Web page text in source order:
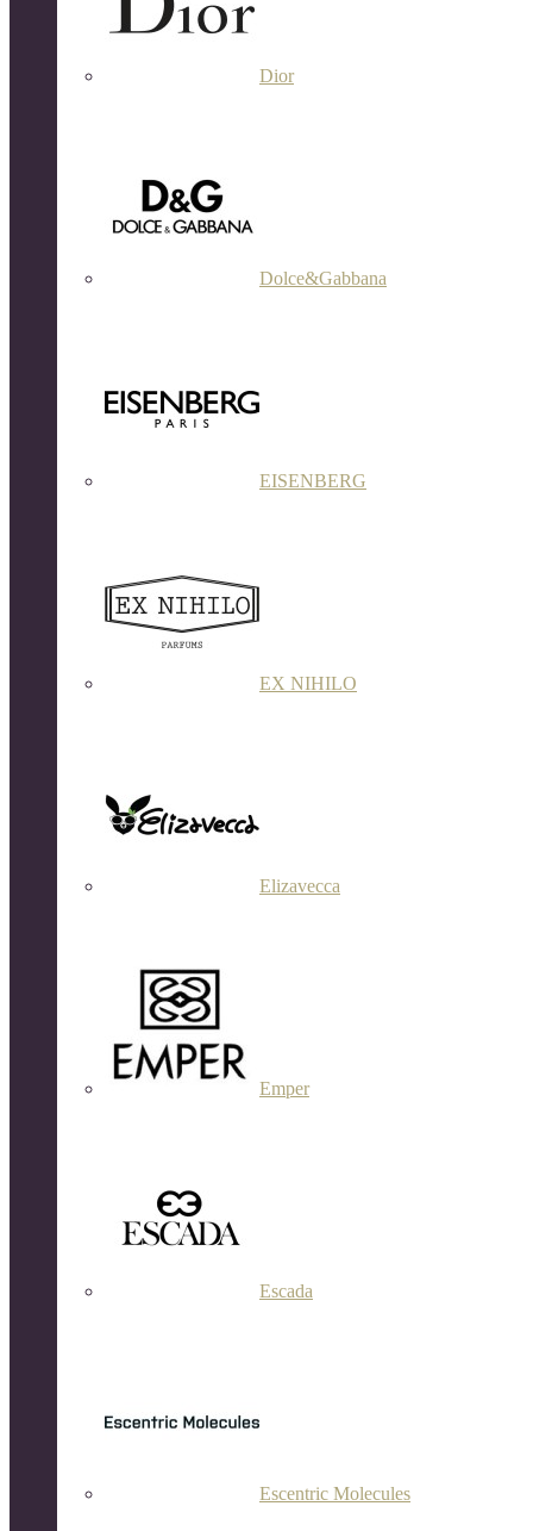
Dior
Dolce&Gabbana
EISENBERG
EX NIHILO
Elizavecca
Emper
Escada
Escentric Molecules